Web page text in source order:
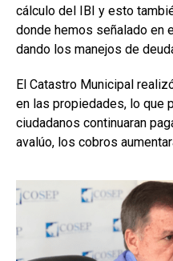
cálculo del IBI y esto
donde hemos señalado en
dando los manejos de
El Catastro Municipal
en las propiedades, lo que
ciudadanos continuaran
avalúo, los cobros